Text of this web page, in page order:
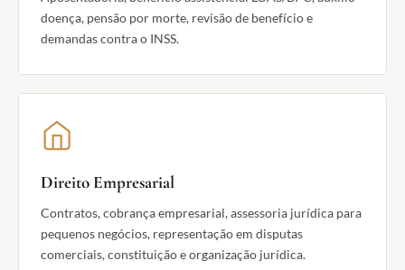
doença, pensão por morte, revisão de benefício e
demandas contra o INSS.
Direito Empresarial
Contratos, cobrança empresarial, assessoria jurídica para
pequenos negócios, representação em disputas
comerciais, constituição e organização jurídica.